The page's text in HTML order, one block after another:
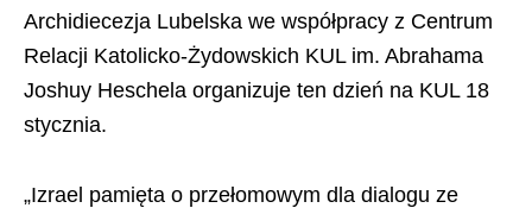
Archidiecezja Lubelska we współpracy z Centrum
Relacji Katolicko-Żydowskich KUL im. Abrahama
Joshuy Heschela organizuje ten dzień na KUL 18
stycznia.
„Izrael pamięta o przełomowym dla dialogu ze